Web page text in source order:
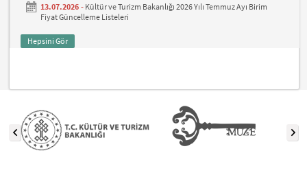
13.07.2026 - Kültür ve Turizm Bakanlığı 2026 Yılı Temmuz Ayı Birim
Fiyat Güncelleme Listeleri
Hepsini Gör